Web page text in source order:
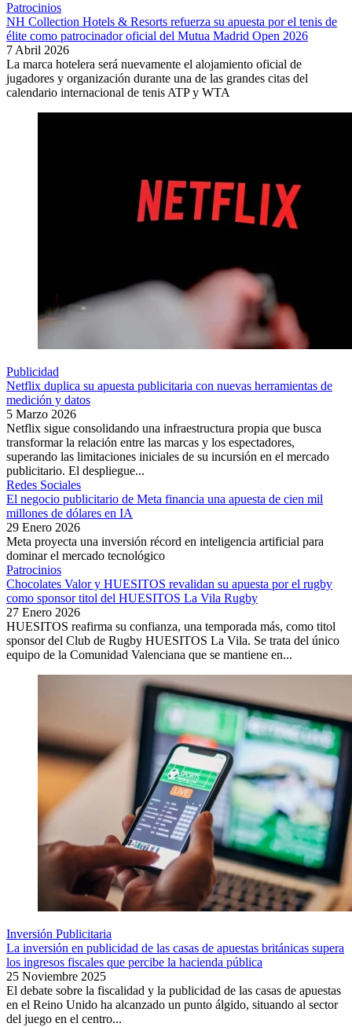
Patrocinios
NH Collection Hotels & Resorts refuerza su apuesta por el tenis de
élite como patrocinador oficial del Mutua Madrid Open 2026
7 Abril 2026
La marca hotelera será nuevamente el alojamiento oficial de
jugadores y organización durante una de las grandes citas del
calendario internacional de tenis ATP y WTA
Publicidad
Netflix duplica su apuesta publicitaria con nuevas herramientas de
medición y datos
5 Marzo 2026
Netflix sigue consolidando una infraestructura propia que busca
transformar la relación entre las marcas y los espectadores,
superando las limitaciones iniciales de su incursión en el mercado
publicitario. El despliegue...
Redes Sociales
El negocio publicitario de Meta financia una apuesta de cien mil
millones de dólares en IA
29 Enero 2026
Meta proyecta una inversión récord en inteligencia artificial para
dominar el mercado tecnológico
Patrocinios
Chocolates Valor y HUESITOS revalidan su apuesta por el rugby
como sponsor titol del HUESITOS La Vila Rugby
27 Enero 2026
HUESITOS reafirma su confianza, una temporada más, como titol
sponsor del Club de Rugby HUESITOS La Vila. Se trata del único
equipo de la Comunidad Valenciana que se mantiene en...
Inversión Publicitaria
La inversión en publicidad de las casas de apuestas británicas supera
los ingresos fiscales que percibe la hacienda pública
25 Noviembre 2025
El debate sobre la fiscalidad y la publicidad de las casas de apuestas
en el Reino Unido ha alcanzado un punto álgido, situando al sector
del juego en el centro...